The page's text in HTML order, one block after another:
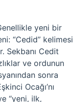
yeni bir
“Cedid” kelimesi
ve ordunun
sonra
Ocağı’nı
“yeni, ilk,